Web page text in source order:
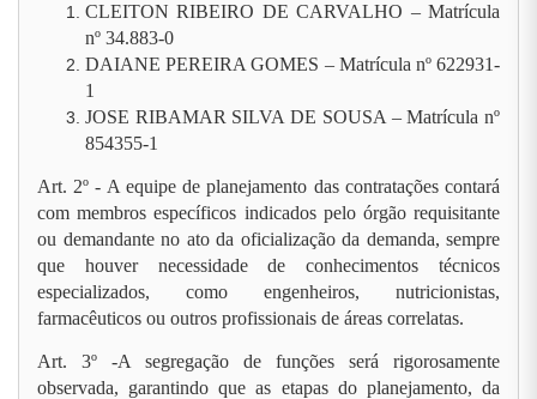
CLEITON RIBEIRO DE CARVALHO – Matrícula
nº 34.883-0
DAIANE PEREIRA GOMES – Matrícula nº622931-
1
JOSE RIBAMAR SILVA DE SOUSA –Matrícula nº
854355-1
Art. 2º - A equipe de planejamento das contratações contará
com membros específicos indicados pelo órgão requisitante
ou demandante no ato da oficialização da demanda, sempre
que houver necessidade de conhecimentos técnicos
especializados, como engenheiros, nutricionistas,
farmacêuticos ou outros profissionais de áreas correlatas.
Art. 3º -A segregação de funções será rigorosamente
observada, garantindo que as etapas do planejamento, da